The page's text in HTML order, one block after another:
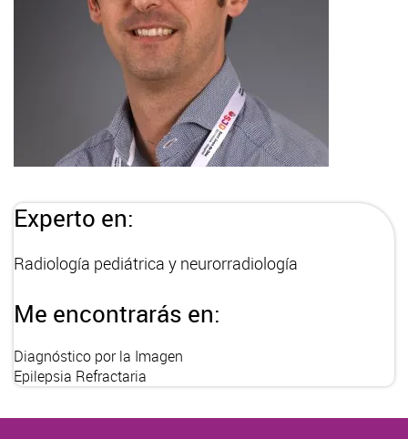
Experto en:
Radiología pediátrica y neurorradiología
Me encontrarás en:
Diagnóstico por la Imagen
Epilepsia Refractaria